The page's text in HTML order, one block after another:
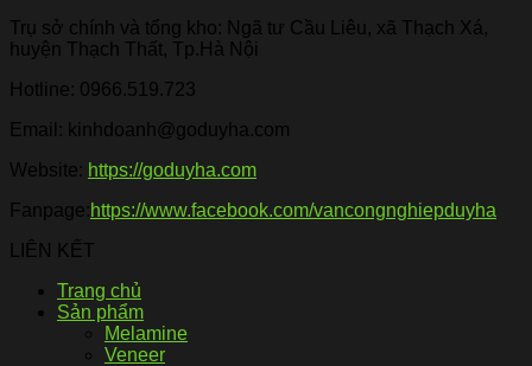
Trụ sở chính và tổng kho: Ngã tư Cầu Liêu, xã Thạch Xá,
huyện Thạch Thất, Tp.Hà Nội
Hotline: 0966.519.723
Email: kinhdoanh@goduyha.com
Website: https://goduyha.com
Fanpage:https://www.facebook.com/vancongnghiepduyha
LIÊN KẾT
Trang chủ
Sản phẩm
Melamine
Veneer